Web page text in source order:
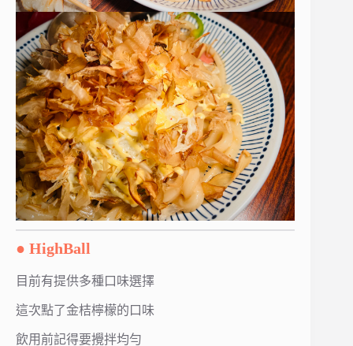
● HighBall
目前有提供多種口味選擇
這次點了金桔檸檬的口味
飲用前記得要攪拌均勻